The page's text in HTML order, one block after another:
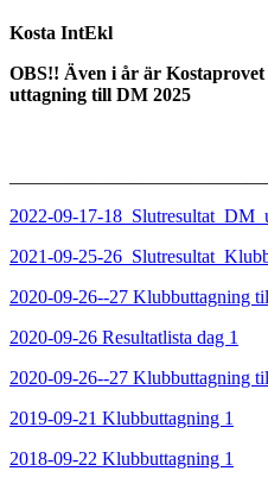
Kosta IntEkl
OBS!! Även i år är Kostaprovet
uttagning till DM 2025
2022-09-17-
2021-09-25-
2020-09-26--27 Klubbuttagning
2020-09-26 Resultatlista dag 1
2020-09-26--27 Klubbuttagning
2019-09-21 Klubbuttagning 1
2018-09-22 Klubbuttagning 1